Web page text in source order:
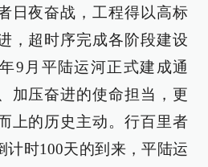
日夜奋战，工程得以高标
，超时序完成各阶段建设
9月平陆运河正式建成通
加压奋进的使命担当，更
上的历史主动。行百里者
计时100天的到来，平陆运